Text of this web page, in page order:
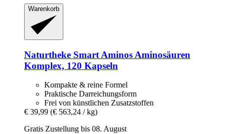
Warenkorb
Naturtheke Smart Aminos Aminosäuren
Komplex, 120 Kapseln
Kompakte & reine Formel
Praktische Darreichungsform
Frei von künstlichen Zusatzstoffen
€ 39,99 (€ 563,24 / kg)
Gratis Zustellung bis 08. August